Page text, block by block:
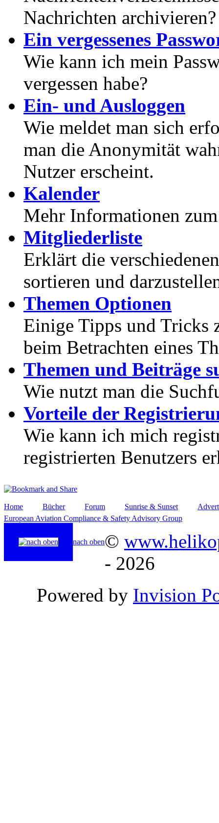
Nachrichten archivieren?
Ein vergessenes
Wie kann ich mein
vergessen habe?
Ein- und Ausloggen
Wie meldet man sich
man die Anonymität
Nutzer erscheint.
Kalender
Mehr Informationen
Mitgliederliste
Erklärt die
sortieren und
Themen Optionen
Einige Tipps und Tricks
beim Betrachten eines
Themen und Beiträge
Wie nutzt man die
Vorteile der
Wie kann ich mich
registrierten Benutzers
Home Bücher Forum Sunrise & Sunset
European Aviation Compliance & Safety Advisory Group
nach oben©
- 2026
Powered by Invision